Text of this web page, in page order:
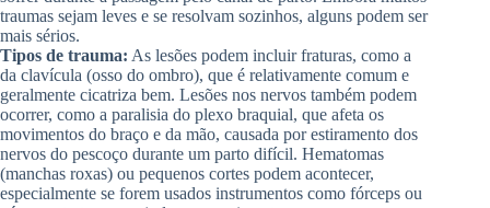
traumas sejam leves e se resolvam sozinhos, alguns podem ser
mais sérios.
Tipos de trauma: As lesões podem incluir fraturas, como a
da clavícula (osso do ombro), que é relativamente comum e
geralmente cicatriza bem. Lesões nos nervos também podem
ocorrer, como a paralisia do plexo braquial, que afeta os
movimentos do braço e da mão, causada por estiramento dos
nervos do pescoço durante um parto difícil. Hematomas
(manchas roxas) ou pequenos cortes podem acontecer,
especialmente se forem usados instrumentos como fórceps ou